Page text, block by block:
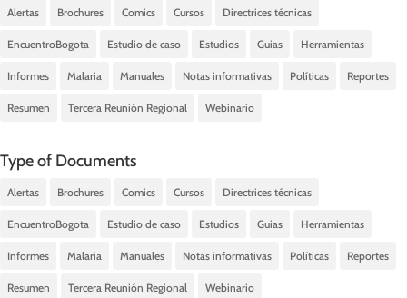
Alertas Brochures Comics Cursos Directrices técnicas
EncuentroBogota Estudio de caso Estudios Guias Herramientas
Informes Malaria Manuales Notas informativas Políticas Reportes
Resumen Tercera Reunión Regional Webinario
Type of Documents
Alertas Brochures Comics Cursos Directrices técnicas
EncuentroBogota Estudio de caso Estudios Guias Herramientas
Informes Malaria Manuales Notas informativas Políticas Reportes
Resumen Tercera Reunión Regional Webinario